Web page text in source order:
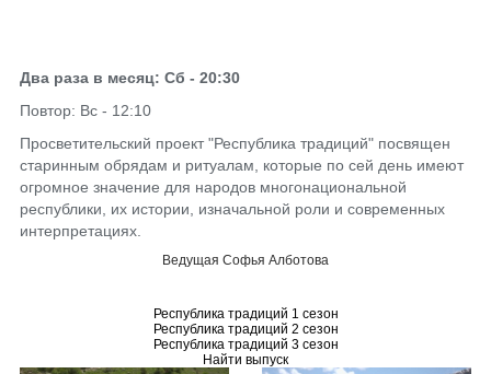
Два раза в месяц: Сб - 20:30
Повтор: Вс - 12:10
Просветительский проект "Республика традиций" посвящен
старинным обрядам и ритуалам, которые по сей день имеют
огромное значение для народов многонациональной
республики, их истории, изначальной роли и современных
интерпретациях.
Ведущая Софья Алботова
Республика традиций 1 сезон
Республика традиций 2 сезон
Республика традиций 3 сезон
Найти выпуск